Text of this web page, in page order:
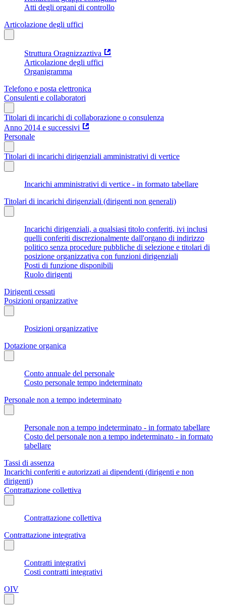
Atti degli organi di controllo
Articolazione degli uffici
Struttura Oragnizzaztiva
Articolazione degli uffici
Organigramma
Telefono e posta elettronica
Consulenti e collaboratori
Titolari di incarichi di collaborazione o consulenza
Anno 2014 e successivi
Personale
Titolari di incarichi dirigenziali amministrativi di vertice
Incarichi amministrativi di vertice - in formato tabellare
Titolari di incarichi dirigenziali (dirigenti non generali)
Incarichi dirigenziali, a qualsiasi titolo conferiti, ivi inclusi
quelli conferiti discrezionalmente dall'organo di indirizzo
politico senza procedure pubbliche di selezione e titolari di
posizione organizzativa con funzioni dirigenziali
Posti di funzione disponibili
Ruolo dirigenti
Dirigenti cessati
Posizioni organizzative
Posizioni organizzative
Dotazione organica
Conto annuale del personale
Costo personale tempo indeterminato
Personale non a tempo indeterminato
Personale non a tempo indeterminato - in formato tabellare
Costo del personale non a tempo indeterminato - in formato
tabellare
Tassi di assenza
Incarichi conferiti e autorizzati ai dipendenti (dirigenti e non
dirigenti)
Contrattazione collettiva
Contrattazione collettiva
Contrattazione integrativa
Contratti integrativi
Costi contratti integrativi
OIV